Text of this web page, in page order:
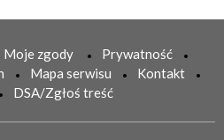
Moje zgody
Prywatność
Mapa serwisu
Kontakt
DSA/Zgłoś treść